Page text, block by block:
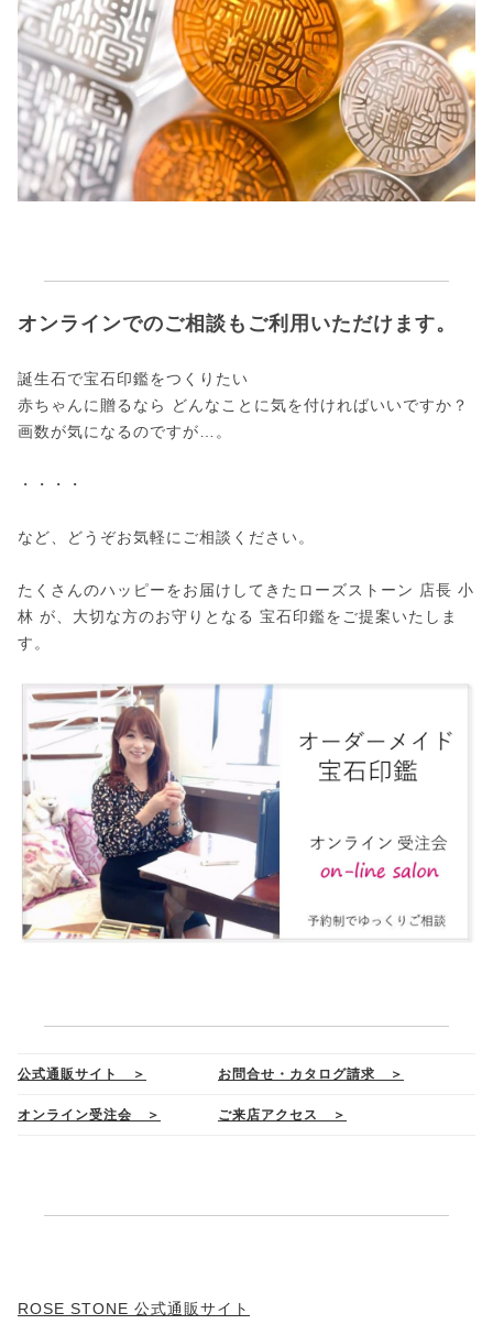
オンラインでのご相談もご利用いただけます。
誕生石で宝石印鑑をつくりたい
赤ちゃんに贈るなら どんなことに気を付ければいいですか？
画数が気になるのですが…。
・・・・
など、どうぞお気軽にご相談ください。
たくさんのハッピーをお届けしてきたローズストーン 店長 小
林 が、大切な方のお守りとなる 宝石印鑑をご提案いたしま
す。
公式通販サイト ＞ お問合せ・カタログ請求 ＞
オンライン受注会 ＞ ご来店アクセス ＞
ROSE STONE 公式通販サイト